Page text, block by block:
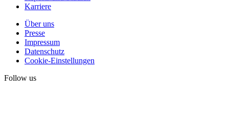
Karriere
Über uns
Presse
Impressum
Datenschutz
Cookie-Einstellungen
Follow us